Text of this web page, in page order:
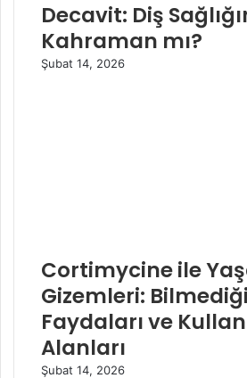
Decavit: Diş
Kahraman mı?
Şubat 14, 2026
Cortimycine ile
Gizemleri:
Faydaları ve
Alanları
Şubat 14, 2026